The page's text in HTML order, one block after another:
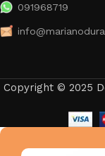
091968719
Copyright © 2025